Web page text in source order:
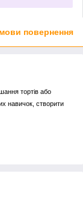
повернення
тортів або
навичок, створити